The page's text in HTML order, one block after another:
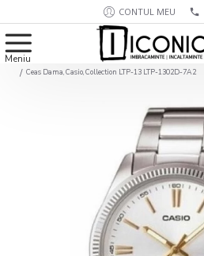
CONTUL MEU
Ceas Dama, Casio, Collection LTP-13 LTP-1302D-7A2